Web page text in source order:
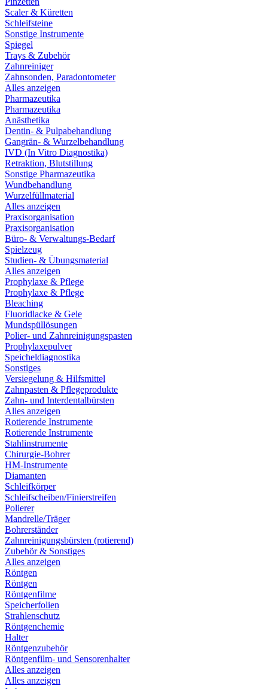
Scaler & Küretten
Schleifsteine
Sonstige Instrumente
Spiegel
Trays & Zubehör
Zahnreiniger
Zahnsonden, Paradontometer
Alles anzeigen
Pharmazeutika
Pharmazeutika
Anästhetika
Dentin- & Pulpabehandlung
Gangrän- & Wurzelbehandlung
IVD (In Vitro Diagnostika)
Retraktion, Blutstillung
Sonstige Pharmazeutika
Wundbehandlung
Wurzelfüllmaterial
Alles anzeigen
Praxisorganisation
Praxisorganisation
Büro- & Verwaltungs-Bedarf
Spielzeug
Studien- & Übungsmaterial
Alles anzeigen
Prophylaxe & Pflege
Prophylaxe & Pflege
Bleaching
Fluoridlacke & Gele
Mundspüllösungen
Polier- und Zahnreinigungspasten
Prophylaxepulver
Speicheldiagnostika
Sonstiges
Versiegelung & Hilfsmittel
Zahnpasten & Pflegeprodukte
Zahn- und Interdentalbürsten
Alles anzeigen
Rotierende Instrumente
Rotierende Instrumente
Stahlinstrumente
Chirurgie-Bohrer
HM-Instrumente
Diamanten
Schleifkörper
Schleifscheiben/Finierstreifen
Polierer
Mandrelle/Träger
Bohrerständer
Zahnreinigungsbürsten (rotierend)
Zubehör & Sonstiges
Alles anzeigen
Röntgen
Röntgen
Röntgenfilme
Speicherfolien
Strahlenschutz
Röntgenchemie
Halter
Röntgenzubehör
Röntgenfilm- und Sensorenhalter
Alles anzeigen
Alles anzeigen